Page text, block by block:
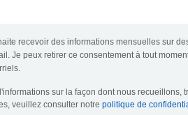
recevoir des informations mensuelles sur
Je peux retirer ce consentement à tout
sur la façon dont nous recueillons,
veuillez consulter notre politique de